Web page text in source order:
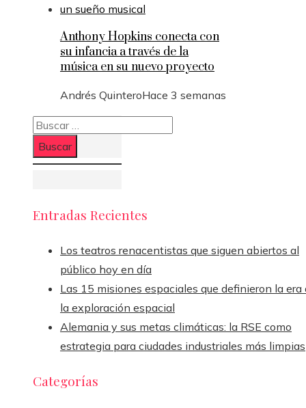
Anthony Hopkins conecta con
su infancia a través de la
música en su nuevo proyecto
Andrés QuinteroHace 3 semanas
Buscar:
Entradas Recientes
Los teatros renacentistas que siguen abiertos al
público hoy en día
Las 15 misiones espaciales que definieron la era
la exploración espacial
Alemania y sus metas climáticas: la RSE como
estrategia para ciudades industriales más limpias
Categorías